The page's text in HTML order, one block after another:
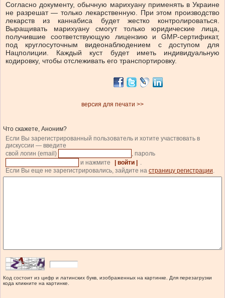
Согласно документу, обычную марихуану применять в Украине
не разрешат — только лекарственную. При этом производство
лекарств из каннабиса будет жестко контролироваться.
Выращивать марихуану смогут только юридические лица,
получившие соответствующую лицензию и GMP-сертификат,
под круглосуточным видеонаблюдением с доступом для
Нацполиции. Каждый куст будет иметь индивидуальную
кодировку, чтобы отслеживать его транспортировку.
версия для печати >>
Что скажете, Аноним?
Если Вы зарегистрированный пользователь и хотите участвовать в
дискуссии — введите
свой логин (email)
, пароль
и нажмите
| войти |
.
Если Вы еще не зарегистрировались, зайдите на страницу регистрации.
Код состоит из цифр и латинских букв, изображенных на картинке. Для перезагрузки
кода кликните на картинке.